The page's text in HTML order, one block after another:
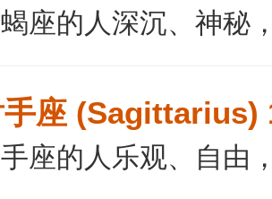
座的人深沉、神秘
座 (Sagittarius)
座的人乐观、自由